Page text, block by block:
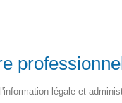
légale et